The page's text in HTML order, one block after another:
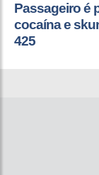
Passageiro é
cocaína e
425